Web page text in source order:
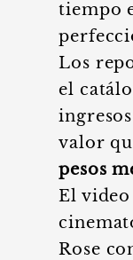
tiempo
Los
el
valor
pesos
El
Rose